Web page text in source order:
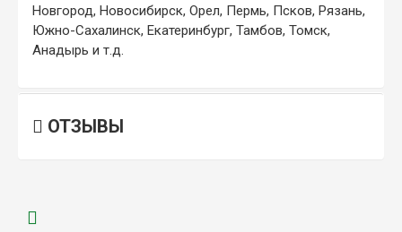
Новгород, Новосибирск, Орел, Пермь, Псков, Рязань,
Южно-Сахалинск, Екатеринбург, Тамбов, Томск,
Анадырь и т.д.
ОТЗЫВЫ